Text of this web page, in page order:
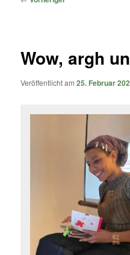
Wow, argh
Veröffentlicht am25. Februar